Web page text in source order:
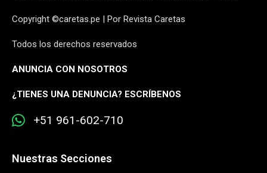
Copyright ©caretas.pe | Por Revista Caretas
Todos los derechos reservados
ANUNCIA CON NOSOTROS
¿TIENES UNA DENUNCIA? ESCRÍBENOS
+51 961-602-710
Nuestras Secciones